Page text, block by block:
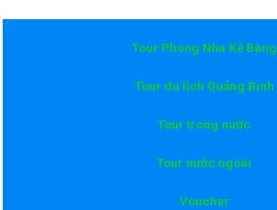
Tour Phong Nha Kẻ Bàng
Tour du lịch Quảng Bình
Tour trong nước
Tour nước ngoài
Voucher